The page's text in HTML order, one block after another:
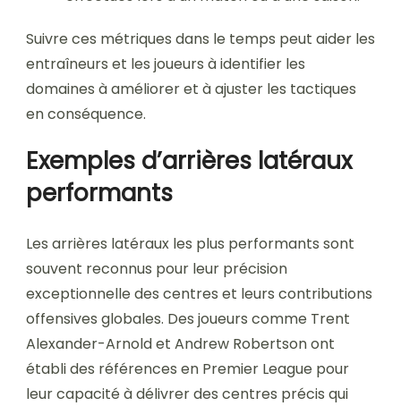
Suivre ces métriques dans le temps peut aider les
entraîneurs et les joueurs à identifier les
domaines à améliorer et à ajuster les tactiques
en conséquence.
Exemples d’arrières latéraux
performants
Les arrières latéraux les plus performants sont
souvent reconnus pour leur précision
exceptionnelle des centres et leurs contributions
offensives globales. Des joueurs comme Trent
Alexander-Arnold et Andrew Robertson ont
établi des références en Premier League pour
leur capacité à délivrer des centres précis qui